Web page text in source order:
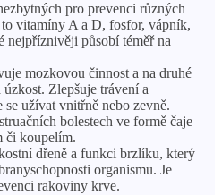
pro prevenci různých
vitamíny A a D, fosfor, vápník,
nejpříznivěji působí téměř na
mozkovou činnost a na druhé
Zlepšuje trávení a
užívat vnitřně nebo zevně.
bolestech ve formě čaje
či koupelím.
dřeně a funkci brzlíku, který
organismu. Je
rakoviny krve.